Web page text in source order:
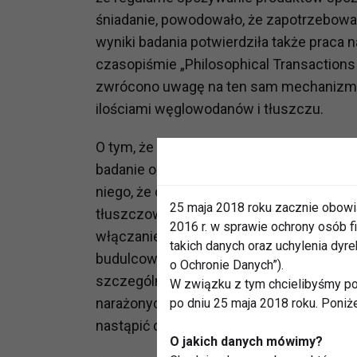
śniadanie, powodowało, że
wyniki badania potwierdziła także praca
czasopiśmie „Philosophical
zwrócono uwagę na ten sam
ilościami węglowodanów i tłuszczu.
O tym, że warto włączyć białko na
badanie opublikowane w czasopiśmie
niego, że osoby spożywające optymalną
tłuszczowej od konsumentów w
włączaniem białka do codziennego
budulcowy tkanek, mięśni, skóry czy
szczególne znaczenie w przypadku
narażonych na drobne urazy czy
nastąpić dużo szybciej.
25 maja 2018 roku zacznie
2016 r. w sprawie ochrony osób
takich danych oraz uchylenia
o Ochronie Danych”).
W związku z tym chcielibyśmy
po dniu 25 maja 2018 roku.
O jakich danych mówimy?